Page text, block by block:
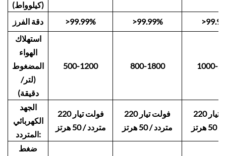
(كيلوواط)
دقة الفرز >99.99% >99.99%
استهلاك
الهواء
المضغوط
(لتر/
دقيقة)
500-1200 800-1800 1000-
الجهد
الكهربائي
المتردد:
220 فولت تيار
متردد / 50 هرتز
220 فولت تيار
متردد / 50 هرتز
220 فولت تيار
ضغط